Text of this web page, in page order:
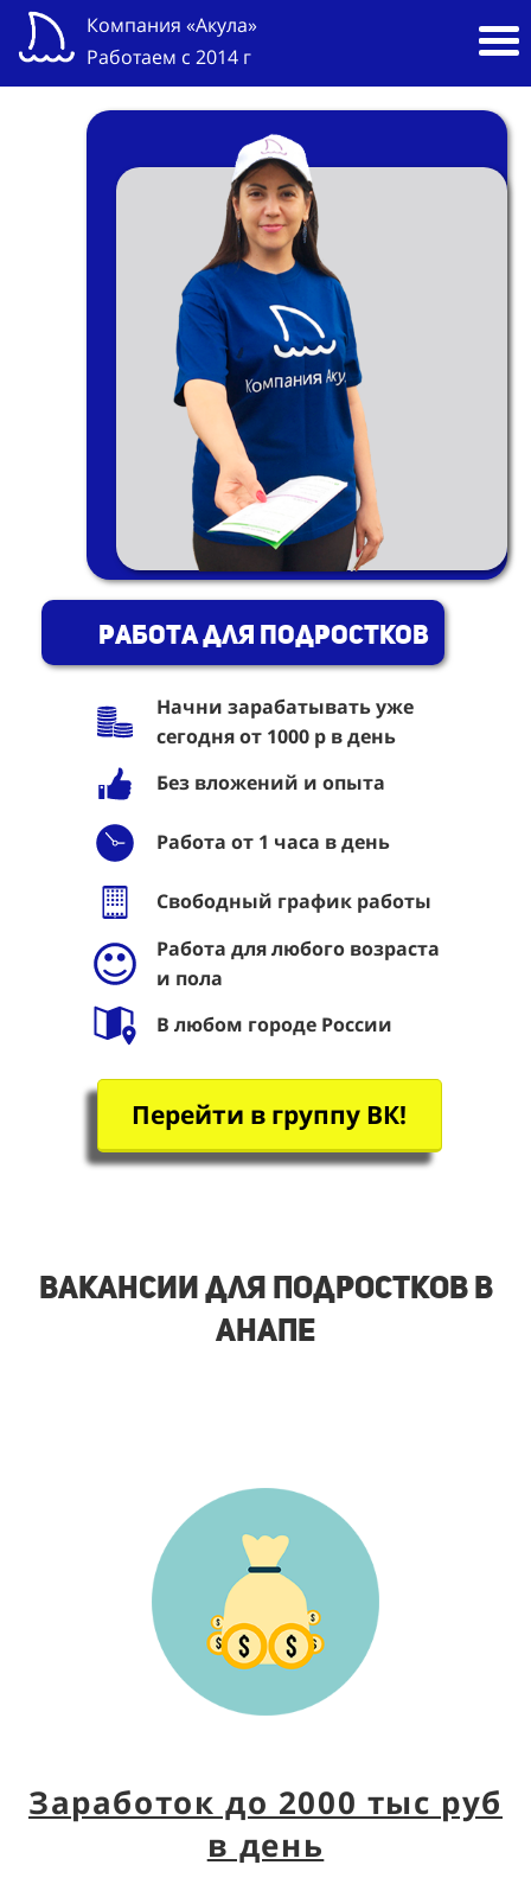
Компания «Акула»
Работаем с 2014 г
Работа для подростков
Начни зарабатывать уже
сегодня от 1000 р в день
Без вложений и опыта
Работа от 1 часа в день
Свободный график работы
Работа для любого возраста
и пола
В любом городе России
Перейти в группу ВК!
Вакансии для подростков в
Анапе
Заработок до 2000 тыс руб
в день